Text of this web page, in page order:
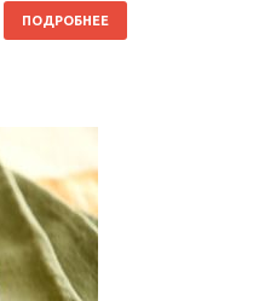
ПОДРОБНЕЕ